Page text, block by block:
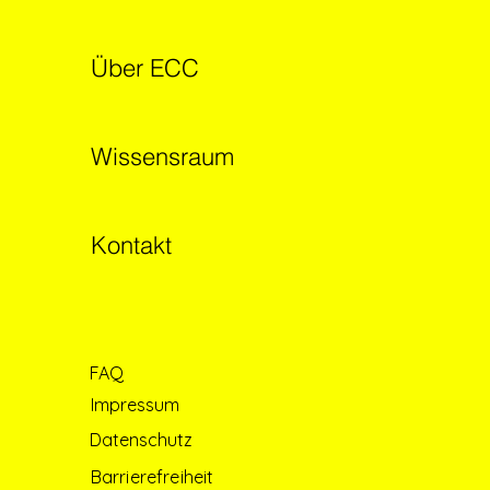
Über ECC
Wissensraum
Kontakt
FAQ
Impressum
Datenschutz
Barrierefreiheit